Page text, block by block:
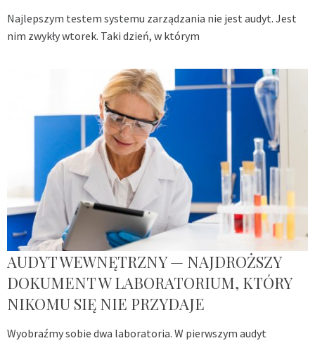
Najlepszym testem systemu zarządzania nie jest audyt. Jest
nim zwykły wtorek. Taki dzień, w którym
AUDYT WEWNĘTRZNY — NAJDROŻSZY
DOKUMENT W LABORATORIUM, KTÓRY
NIKOMU SIĘ NIE PRZYDAJE
Wyobraźmy sobie dwa laboratoria. W pierwszym audyt